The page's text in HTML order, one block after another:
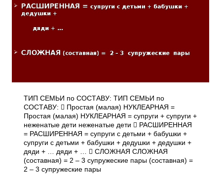
ТИП СЕМЬИ по СОСТАВУ: ТИП СЕМЬИ по
СОСТАВУ:  Простая (малая) НУКЛЕАРНАЯ =
Простая (малая) НУКЛЕАРНАЯ = супруги + супруги +
неженатые дети неженатые дети  РАСШИРЕННАЯ
= РАСШИРЕННАЯ = супруги с детьми + бабушки +
супруги с детьми + бабушки + дедушки + дедушки +
дяди + … дяди + …  СЛОЖНАЯ СЛОЖНАЯ
(составная) = 2 – 3 супружеские пары (составная) =
2 – 3 супружеские пары